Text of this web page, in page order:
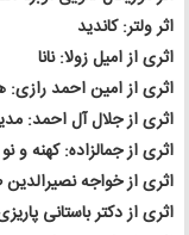
اثر ولتر: کاندید
اثری از امیل زولا: نانا
اثری از امین احمد رازی:
اثری از جلال آل احمد:
اثری از جمالزاده: کهنه و نو
اثری از خواجه
اثری از دکتر باستانی